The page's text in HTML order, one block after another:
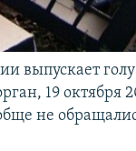
выпускает
19 октября
не